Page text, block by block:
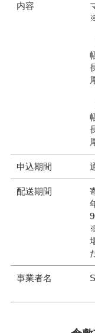
内容
申込期間
配送期間
事業者名